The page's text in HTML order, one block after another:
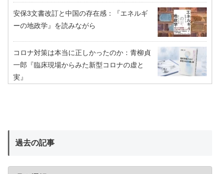
安保3文書改訂と中国の存在感：『エネルギ
ーの地政学』を読みながら
コロナ対策は本当に正しかったのか：青柳貞
一郎『臨床現場からみた新型コロナの虚と
実』
過去の記事